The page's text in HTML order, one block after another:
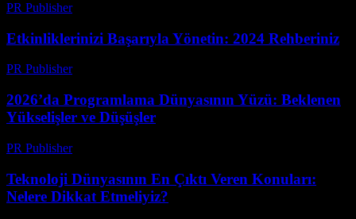
PR Publisher-
Etkinliklerinizi Başarıyla Yönetin: 2024 Rehberiniz
PR Publisher-
2026’da Programlama Dünyasının Yüzü: Beklenen
Yükselişler ve Düşüşler
PR Publisher-
Teknoloji Dünyasının En Çıktı Veren Konuları:
Nelere Dikkat Etmeliyiz?